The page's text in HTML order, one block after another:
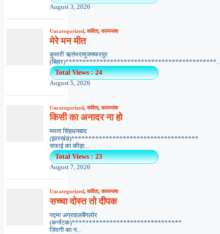
August 3, 2026
Uncategorized,कविता,काव्यभाषा
मेरे मन मीत
कुमारी ऋतंभरामुजफ्फरपुर
Total Views : 24
August 5, 2026
Uncategorized,कविता,काव्यभाषा
किसी का अनादर ना हो
ममता सिंहधनबाद
(झारखंड)*************************************
सफाई का कीड़ा...
Total Views : 23
August 7, 2026
Uncategorized,कविता,काव्यभाषा
सच्चा दोस्त तो दीपक
पद्मा अग्रवालबैंगलोर
(कर्नाटक)********************************
ज़िंदगी का न...